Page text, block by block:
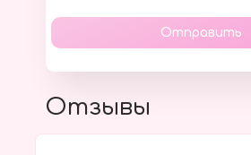
Отправить
Отзывы